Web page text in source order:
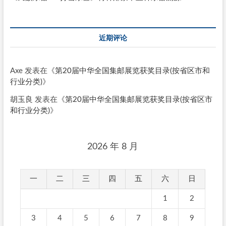
近期评论
Axe发表在《第20届中华全国集邮展览获奖目录(按省区市和
行业分类)》
胡玉良 发表在《第20届中华全国集邮展览获奖目录(按省区市
和行业分类)》
2026 年 8 月
一 二 三 四 五 六 日
1 2
3 4 5 6 7 8 9